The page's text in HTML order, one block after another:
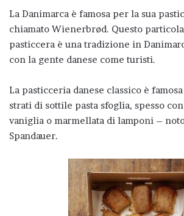
La Danimarca è famosa per la sua
chiamato Wienerbrød. Questo
pasticcera è una tradizione in
con la gente danese come turisti.
La pasticceria danese classico è
strati di sottile pasta sfoglia, spesso
vaniglia o marmellata di lamponi –
Spandauer.